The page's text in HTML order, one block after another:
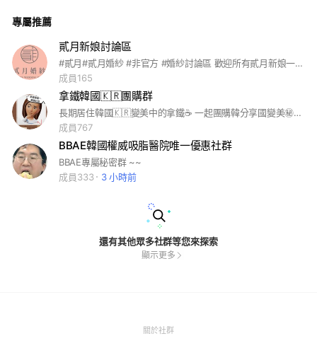
專屬推薦
貳月新娘討論區
#貳月#貳月婚紗 #非官方 #婚紗討論區 歡迎所有貳月新娘一起討論哦
成員165
拿鐵韓國🇰🇷團購群
長期居住韓國🇰🇷變美中的拿鐵☕️ 一起團購韓分享國變美㊙️密及韓夯小物 要諮詢醫美翻譯、整型翻譯、各種地陪、協助術後糾紛吵架團、代購等等👉 可以直接私訊我 #韓國醫美 #韓國 #韓國美妝
成員767
BBAE韓國權威吸脂醫院唯一優惠社群
BBAE專屬秘密群 ~~
成員333
3 小時前
還有其他眾多社群等您來探索
顯示更多
關於社群(Open